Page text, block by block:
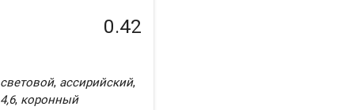
0.42
световой, ассирийский,
4,6, коронный